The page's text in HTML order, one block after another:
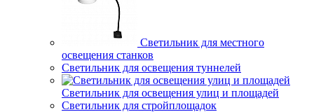
Светильник для местного
освещения станков
Светильник для освещения туннелей
Светильник для освещения улиц и площадей
Светильник для стройплощадок